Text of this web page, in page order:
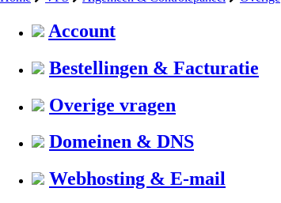
Account
Bestellingen & Facturatie
Overige vragen
Domeinen & DNS
Webhosting & E-mail